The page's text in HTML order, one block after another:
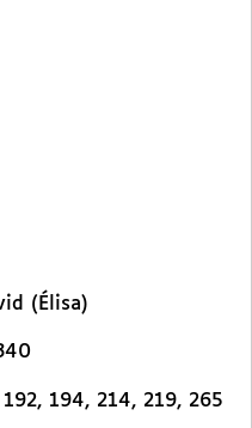
(Élisa)
194, 214, 219, 265